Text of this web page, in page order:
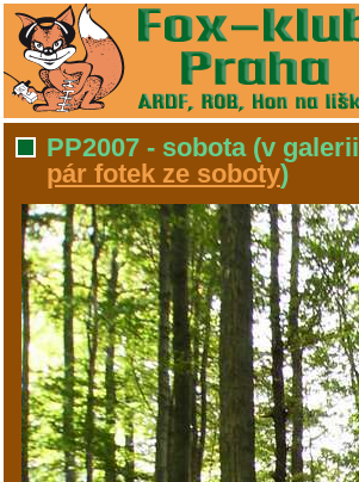
PP2007 - sobota (v galerii
pár fotek ze soboty)